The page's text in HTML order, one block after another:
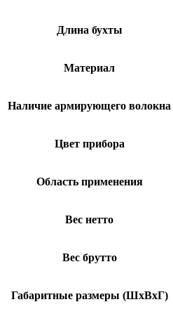
Длина бухты
Материал
Наличие армирующего волокна
Цвет прибора
Область применения
Вес нетто
Вес брутто
Габаритные размеры (ШxВxГ)